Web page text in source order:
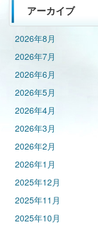
アーカイブ
2026年8月
2026年7月
2026年6月
2026年5月
2026年4月
2026年3月
2026年2月
2026年1月
2025年12月
2025年11月
2025年10月